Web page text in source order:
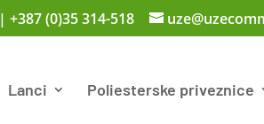
+387 (0)35 314-518
Lanci Poliesterske priveznice